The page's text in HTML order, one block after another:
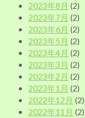
2023年8月 (2)
2023年7月 (2)
2023年6月 (2)
2023年5月 (2)
2023年4月 (2)
2023年3月 (2)
2023年2月 (2)
2023年1月 (2)
2022年12月 (2)
2022年11月 (2)